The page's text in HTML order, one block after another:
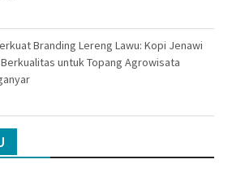
Branding Lereng Lawu: Kopi Jenawi
untuk Topang Agrowisata